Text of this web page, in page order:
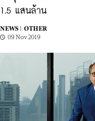
1.5 แสนล้าน
NEWS |
OTHER
09 Nov 2019